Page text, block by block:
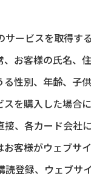
ービスを取得す
お客様の氏名、
性別、年齢、子
を購入した場合
、各カード会社
客様がウェブサ
登録、ウェブサ